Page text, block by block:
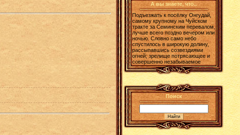
А вы знаете, что..
Подъезжать к посёлку Онгудай,
самому крупному на Чуйском
тракте за Семинским перевалом,
лучше всего поздно вечером или
ночью. Словно само небо
спустилось в широкую долину,
рассыпавшись созвездиями
огней; зрелище потрясающее и
совершенно незабываемое
Поиск